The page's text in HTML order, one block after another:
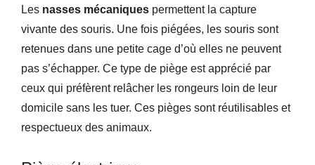
Les nasses mécaniques permettent la capture
vivante des souris. Une fois piégées, les souris sont
retenues dans une petite cage d’où elles ne peuvent
pas s’échapper. Ce type de piège est apprécié par
ceux qui préfèrent relâcher les rongeurs loin de leur
domicile sans les tuer. Ces pièges sont réutilisables et
respectueux des animaux.